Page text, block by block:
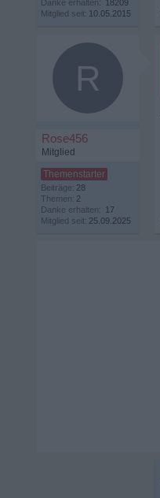
Danke erhalten: 18209
Mitglied seit: 10.05.2015
R
Rose456
Mitglied
Beiträge: 28
Themen: 2
Danke erhalten: 17
Mitglied seit: 25.09.2025